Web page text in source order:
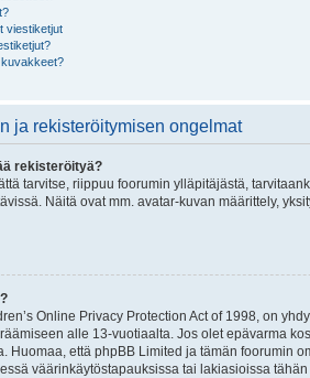
viestiketjut
kuvakkeet?
ja rekisteröitymisen ongelmat
rekisteröityä?
tarvitse, riippuu foorumin ylläpitäjästä,
Näitä ovat mm. avatar-kuvan määrittely,
Online Privacy Protection Act of 1998, on
alle 13-vuotiaalta. Jos olet epävarma
Huomaa, että phpBB Limited ja tämän foorumin
väärinkäytöstapauksissa tai lakiasioissa tähän